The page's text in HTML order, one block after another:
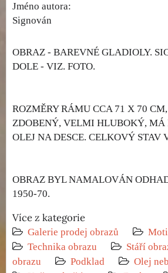
Jméno autora:
Signován
OBRAZ - BAREVNÉ GLADIOLY.
DOLE - VIZ. FOTO.
ROZMĚRY RÁMU CCA 71 X 70
ZDOBENÝ, VELMI HLUBOKÝ, MÁ
OLEJ NA DESCE. CELKOVÝ STAV
OBRAZ BYL NAMALOVÁN
1950-70.
Více z kategorie
Galerie prodej obrazů
Technika obrazu
Stáří
obrazu
Podklad
Olej